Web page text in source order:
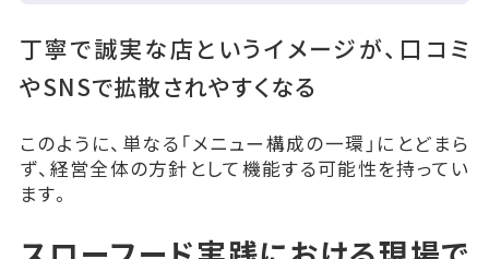
丁寧で誠実な店というイメージが、口コミ
やSNSで拡散されやすくなる
このように、単なる「メニュー構成の一環」にとどまら
ず、経営全体の方針として機能する可能性を持ってい
ます。